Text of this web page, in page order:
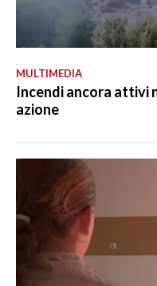
MULTIMEDIA
Incendi ancora attivi
azione